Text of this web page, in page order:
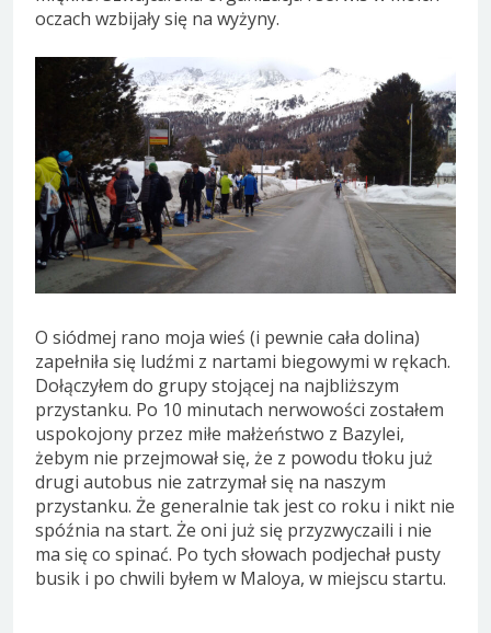
oczach wzbijały się na wyżyny.
O siódmej rano moja wieś (i pewnie cała dolina)
zapełniła się ludźmi z nartami biegowymi w rękach.
Dołączyłem do grupy stojącej na najbliższym
przystanku. Po 10 minutach nerwowości zostałem
uspokojony przez miłe małżeństwo z Bazylei,
żebym nie przejmował się, że z powodu tłoku już
drugi autobus nie zatrzymał się na naszym
przystanku. Że generalnie tak jest co roku i nikt nie
spóźnia na start. Że oni już się przyzwyczaili i nie
ma się co spinać. Po tych słowach podjechał pusty
busik i po chwili byłem w Maloya, w miejscu startu.